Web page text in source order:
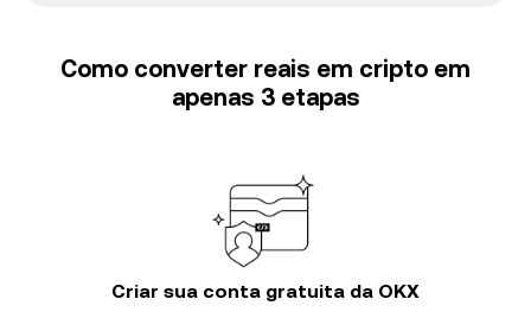
Como converter reais em cripto em
apenas 3 etapas
Criar sua conta gratuita da OKX